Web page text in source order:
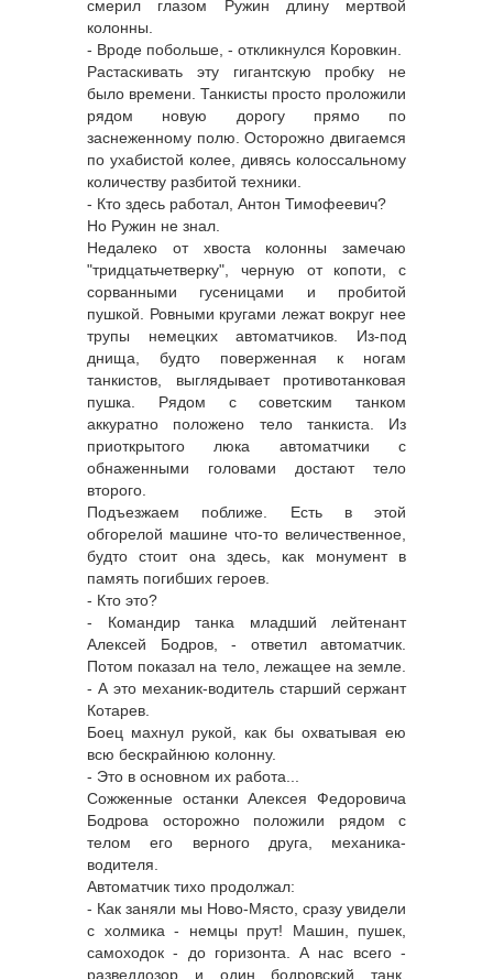
смерил глазом Ружин длину мертвой
колонны.
- Вроде побольше, - откликнулся Коровкин.
Растаскивать эту гигантскую пробку не
было времени. Танкисты просто проложили
рядом новую дорогу прямо по
заснеженному полю. Осторожно двигаемся
по ухабистой колее, дивясь колоссальному
количеству разбитой техники.
- Кто здесь работал, Антон Тимофеевич?
Но Ружин не знал.
Недалеко от хвоста колонны замечаю
"тридцатьчетверку", черную от копоти, с
сорванными гусеницами и пробитой
пушкой. Ровными кругами лежат вокруг нее
трупы немецких автоматчиков. Из-под
днища, будто поверженная к ногам
танкистов, выглядывает противотанковая
пушка. Рядом с советским танком
аккуратно положено тело танкиста. Из
приоткрытого люка автоматчики с
обнаженными головами достают тело
второго.
Подъезжаем поближе. Есть в этой
обгорелой машине что-то величественное,
будто стоит она здесь, как монумент в
память погибших героев.
- Кто это?
- Командир танка младший лейтенант
Алексей Бодров, - ответил автоматчик.
Потом показал на тело, лежащее на земле.
- А это механик-водитель старший сержант
Котарев.
Боец махнул рукой, как бы охватывая ею
всю бескрайнюю колонну.
- Это в основном их работа...
Сожженные останки Алексея Федоровича
Бодрова осторожно положили рядом с
телом его верного друга, механика-
водителя.
Автоматчик тихо продолжал:
- Как заняли мы Ново-Място, сразу увидели
с холмика - немцы прут! Машин, пушек,
самоходок - до горизонта. А нас всего -
разведдозор и один бодровский танк.